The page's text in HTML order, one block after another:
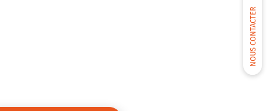
NOUS CONTACTER